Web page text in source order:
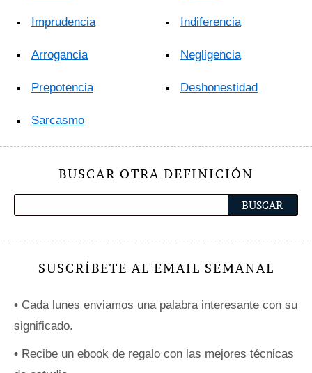
Imprudencia
Arrogancia
Prepotencia
Sarcasmo
Indiferencia
Negligencia
Deshonestidad
BUSCAR OTRA DEFINICIÓN
SUSCRÍBETE AL EMAIL SEMANAL
• Cada lunes enviamos una palabra interesante con su
significado.
• Recibe un ebook de regalo con las mejores técnicas